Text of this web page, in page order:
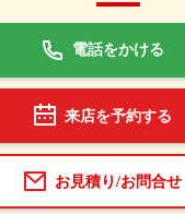
電話をかける
来店を予約する
お見積り/お問合せ